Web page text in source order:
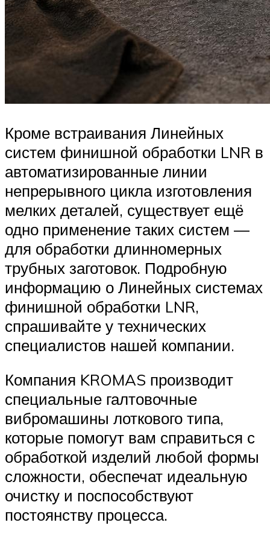
Кроме встраивания Линейных
систем финишной обработки LNR в
автоматизированные линии
непрерывного цикла изготовления
мелких деталей, существует ещё
одно применение таких систем —
для обработки длинномерных
трубных заготовок. Подробную
информацию о Линейных системах
финишной обработки LNR,
спрашивайте у технических
специалистов нашей компании.
Компания KROMAS производит
специальные галтовочные
вибромашины лоткового типа,
которые помогут вам справиться с
обработкой изделий любой формы
сложности, обеспечат идеальную
очистку и поспособствуют
постоянству процесса.